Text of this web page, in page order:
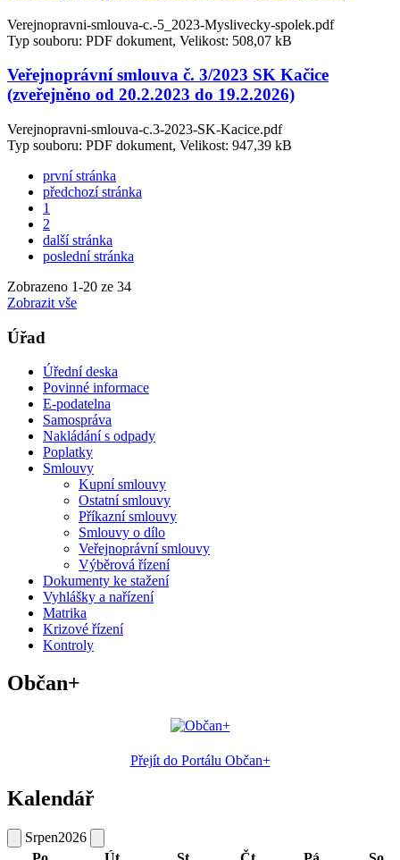
Verejnopravni-smlouva-c.-5_2023-Myslivecky-spolek.pdf
Typ souboru: PDF dokument, Velikost: 508,07 kB
Veřejnoprávní smlouva č. 3/2023 SK Kačice
(zveřejněno od 20.2.2023 do 19.2.2026)
Verejnopravni-smlouva-c.3-2023-SK-Kacice.pdf
Typ souboru: PDF dokument, Velikost: 947,39 kB
první stránka
předchozí stránka
1
2
další stránka
poslední stránka
Zobrazeno 1-20 ze 34
Zobrazit vše
Úřad
Úřední deska
Povinné informace
E-podatelna
Samospráva
Nakládání s odpady
Poplatky
Smlouvy
Kupní smlouvy
Ostatní smlouvy
Příkazní smlouvy
Smlouvy o dílo
Veřejnoprávní smlouvy
Výběrová řízení
Dokumenty ke stažení
Vyhlášky a nařízení
Matrika
Krizové řízení
Kontroly
Občan+
Přejít do Portálu Občan+
Kalendář
Srpen2026